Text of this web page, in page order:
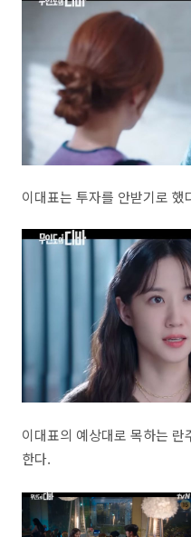
이대표는 투자를 안받기로 했
이대표의 예상대로 목하는
한다.